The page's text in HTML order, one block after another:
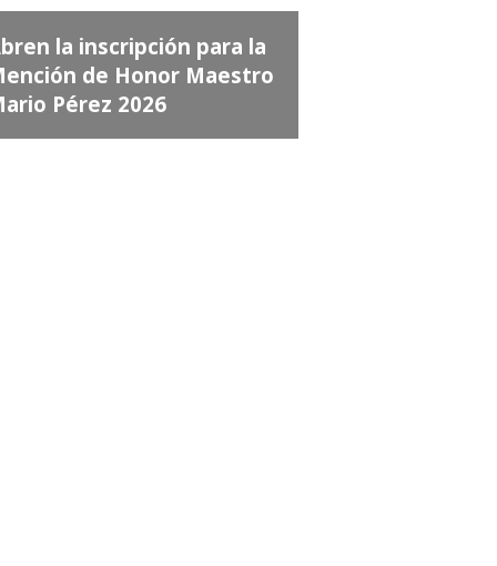
Legislatura acompañó la
de las víctimas
la tragedia aérea de
Fértil